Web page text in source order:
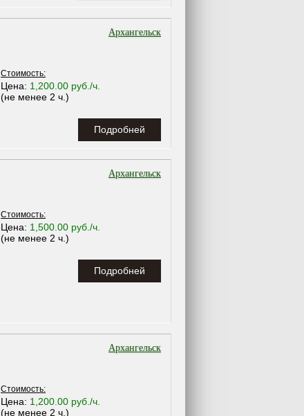
Архангельск
Стоимость:
Цена: 1,200.00 руб./ч.
(не менее 2 ч.)
Подробней
Архангельск
Стоимость:
Цена: 1,500.00 руб./ч.
(не менее 2 ч.)
Подробней
Архангельск
Стоимость:
Цена: 1,200.00 руб./ч.
(не менее 2 ч.)